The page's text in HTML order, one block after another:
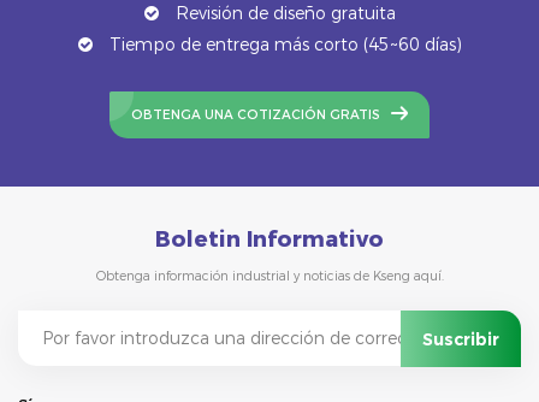
Revisión de diseño gratuita
Tiempo de entrega más corto (45~60 días)
OBTENGA UNA COTIZACIÓN GRATIS
Boletin Informativo
Obtenga información industrial y noticias de Kseng aquí.